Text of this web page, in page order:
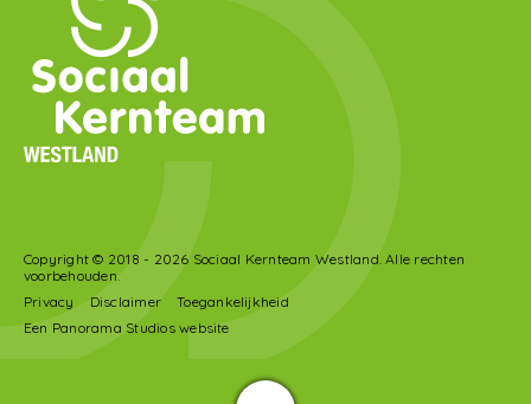
Copyright © 2018 - 2026 Sociaal Kernteam Westland. Alle rechten
voorbehouden.
Privacy
Disclaimer
Toegankelijkheid
Een Panorama Studios website